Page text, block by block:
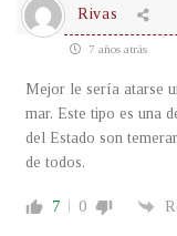
Rivas
7 años atrás
Mejor le sería atarse
mar. Este tipo es una
del Estado son
de todos.
7 0